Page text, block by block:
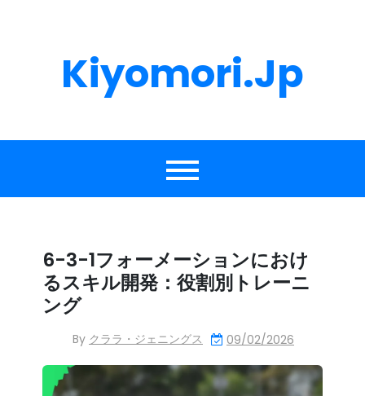
Kiyomori.jp
6-3-1フォーメーションにおけ
るスキル開発：役割別トレーニ
ング
By クララ・ジェニングス 09/02/2026